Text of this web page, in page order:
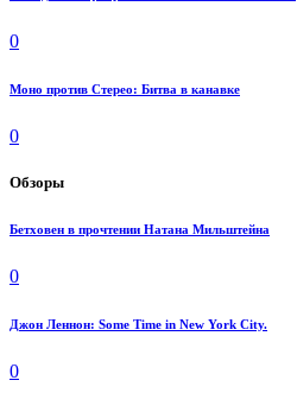
0
Моно против Стерео: Битва в канавке
0
Обзоры
Бетховен в прочтении Натана Мильштейна
0
Джон Леннон: Some Time in New York City.
0